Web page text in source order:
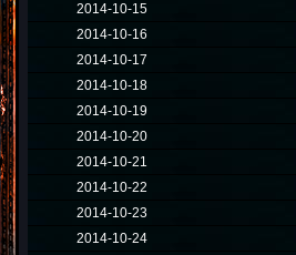
2014-10-15
2014-10-16
2014-10-17
2014-10-18
2014-10-19
2014-10-20
2014-10-21
2014-10-22
2014-10-23
2014-10-24